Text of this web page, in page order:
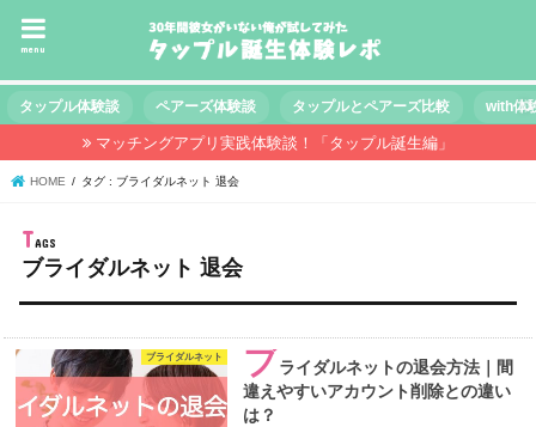
menu
タップル体験談 ペアーズ体験談 タップルとペアーズ比較 with体
マッチングアプリ実践体験談！「タップル誕生編」
HOME タグ : ブライダルネット 退会
ブライダルネット 退会
ブライダルネット ブライダルネットの退会方法｜間
違えやすいアカウント削除との違い
は？